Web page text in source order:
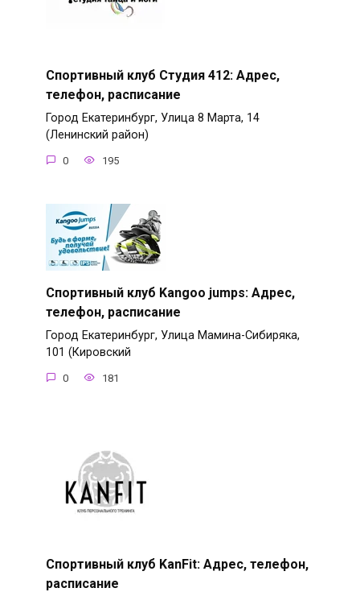
Спортивный клуб Студия 412: Адрес,
телефон, расписание
Город Екатеринбург, Улица 8 Марта, 14
(Ленинский район)
0 195
Спортивный клуб Kangoo jumps: Адрес,
телефон, расписание
Город Екатеринбург, Улица Мамина-Сибиряка,
101 (Кировский
0 181
Спортивный клуб KanFit: Адрес, телефон,
расписание